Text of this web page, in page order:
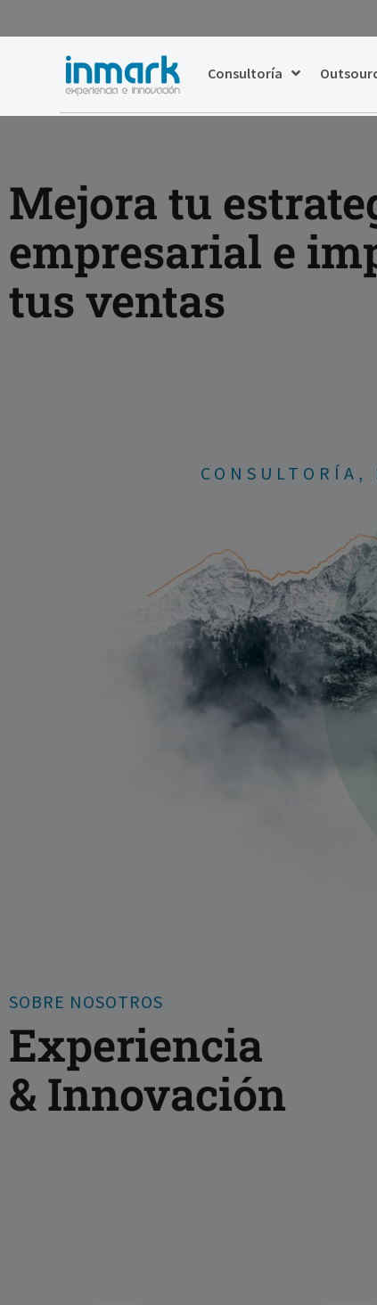
Consultoría
Mejora tu
empresarial e
tus ventas
CONSULTORÍA,
SOBRE NOSOTROS
Experiencia
& Innovación